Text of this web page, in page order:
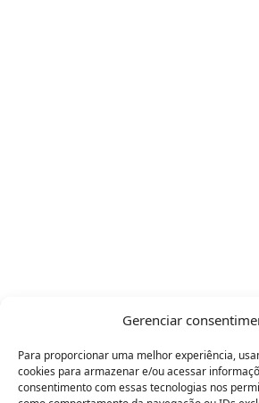
Gerenciar
Para proporcionar uma melhor experiência,
cookies para armazenar e/ou acessar
consentimento com essas tecnologias nos